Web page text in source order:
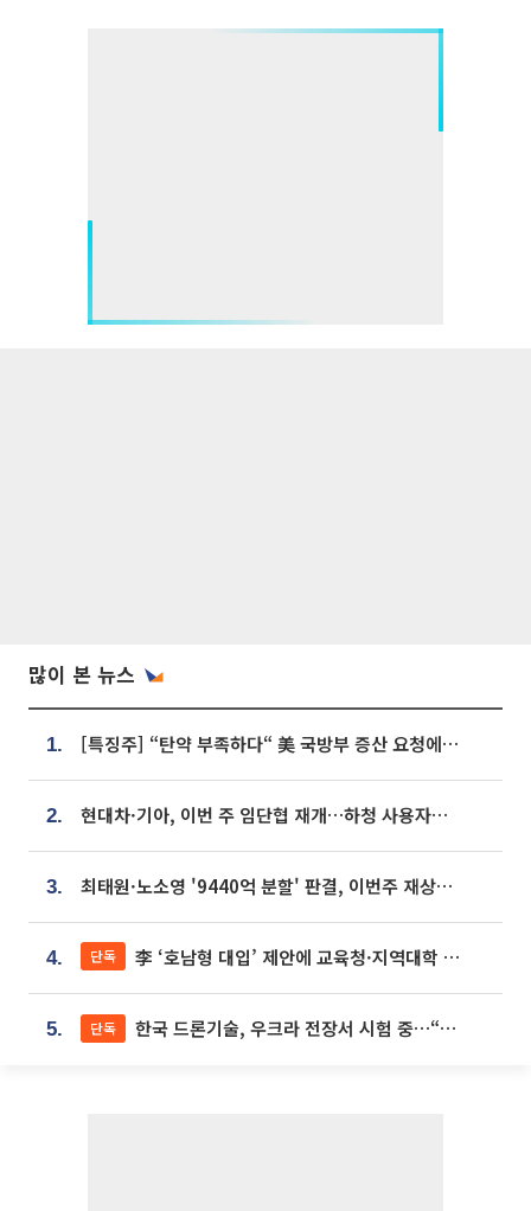
많이 본 뉴스
1. [특징주] “탄약 부족하다“ 美 국방부 증산 요청에⋯국내 방산주 급등세
2. 현대차·기아, 이번 주 임단협 재개…하청 사용자성 재심도 ‘변수’
3. 최태원·노소영 '9440억 분할' 판결, 이번주 재상고 여부 주목
4. 단독 李 ‘호남형 대입’ 제안에 교육청·지역대학 서·논술형 입시 연계 '착수'
5. 단독 한국 드론기술, 우크라 전장서 시험 중…“스타트업 여러 곳 참여”